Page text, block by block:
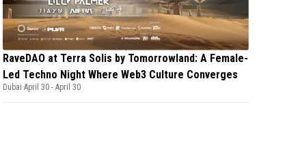
RaveDAO at Terra Solis by Tomorrowland: A Female-
Led Techno Night Where Web3 Culture Converges
Dubai·April 30 - April 30